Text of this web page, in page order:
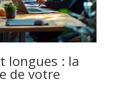
longues : la
de votre